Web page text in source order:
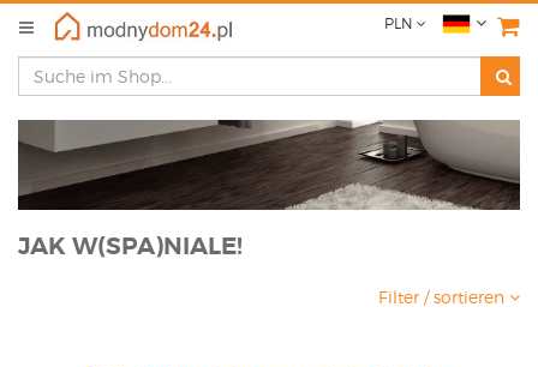
PLN
JAK W(SPA)NIALE!
Filter / sortieren